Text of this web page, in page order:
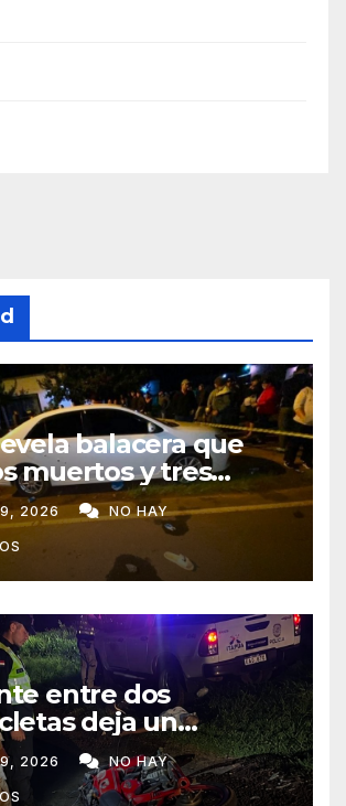
balacera que
muertos y tres
Tava’ i, Caazapá
9, 2026 NO HAY
entre dos
deja un
y dos heridos en Yby
2026 NO HAY